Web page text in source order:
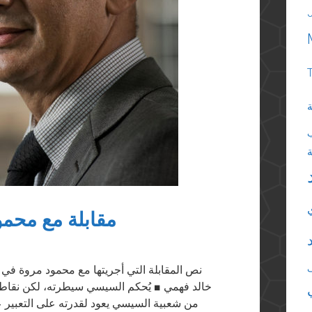
مقابلة مع
خالد فهمي ■ يُحكم السيسي سيطرته، لكن
من شعبية السيسي يعود لقدرته على